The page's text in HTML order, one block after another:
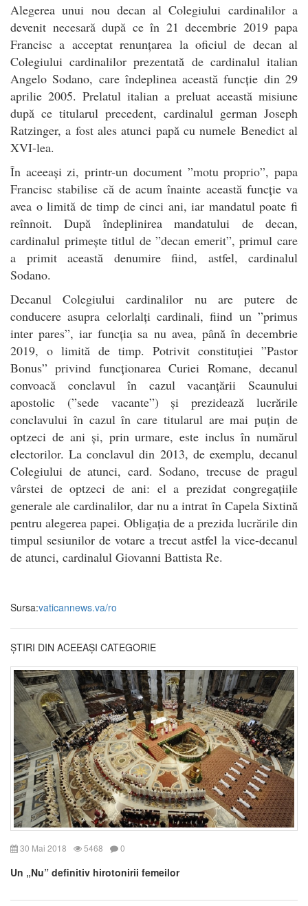
Alegerea unui nou decan al Colegiului cardinalilor a
devenit necesară după ce în 21 decembrie 2019 papa
Francisc a acceptat renunțarea la oficiul de decan al
Colegiului cardinalilor prezentată de cardinalul italian
Angelo Sodano, care îndeplinea această funcție din 29
aprilie 2005. Prelatul italian a preluat această misiune
după ce titularul precedent, cardinalul german Joseph
Ratzinger, a fost ales atunci papă cu numele Benedict al
XVI-lea.
În aceeași zi, printr-un document ”motu proprio”, papa
Francisc stabilise că de acum înainte această funcție va
avea o limită de timp de cinci ani, iar mandatul poate fi
reînnoit. După îndeplinirea mandatului de decan,
cardinalul primește titlul de ”decan emerit”, primul care
a primit această denumire fiind, astfel, cardinalul
Sodano.
Decanul Colegiului cardinalilor nu are putere de
conducere asupra celorlalți cardinali, fiind un ”primus
inter pares”, iar funcția sa nu avea, până în decembrie
2019, o limită de timp. Potrivit constituției ”Pastor
Bonus” privind funcționarea Curiei Romane, decanul
convoacă conclavul în cazul vacanțării Scaunului
apostolic (”sede vacante”) și prezidează lucrările
conclavului în cazul în care titularul are mai puțin de
optzeci de ani și, prin urmare, este inclus în numărul
electorilor. La conclavul din 2013, de exemplu, decanul
Colegiului de atunci, card. Sodano, trecuse de pragul
vârstei de optzeci de ani: el a prezidat congregațiile
generale ale cardinalilor, dar nu a intrat în Capela Sixtină
pentru alegerea papei. Obligația de a prezida lucrările din
timpul sesiunilor de votare a trecut astfel la vice-decanul
de atunci, cardinalul Giovanni Battista Re.
Sursa:vaticannews.va/ro
ȘTIRI DIN ACEEAȘI CATEGORIE
30 Mai 2018 5468 0
Un „Nu” definitiv hirotonirii femeilor